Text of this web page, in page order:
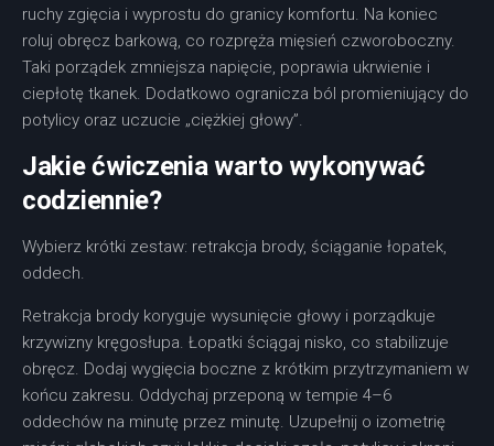
ruchy zgięcia i wyprostu do granicy komfortu. Na koniec
roluj obręcz barkową, co rozpręża mięsień czworoboczny.
Taki porządek zmniejsza napięcie, poprawia ukrwienie i
ciepłotę tkanek. Dodatkowo ogranicza ból promieniujący do
potylicy oraz uczucie „ciężkiej głowy”.
Jakie ćwiczenia warto wykonywać
codziennie?
Wybierz krótki zestaw: retrakcja brody, ściąganie łopatek,
oddech.
Retrakcja brody koryguje wysunięcie głowy i porządkuje
krzywizny kręgosłupa. Łopatki ściągaj nisko, co stabilizuje
obręcz. Dodaj wygięcia boczne z krótkim przytrzymaniem w
końcu zakresu. Oddychaj przeponą w tempie 4–6
oddechów na minutę przez minutę. Uzupełnij o izometrię